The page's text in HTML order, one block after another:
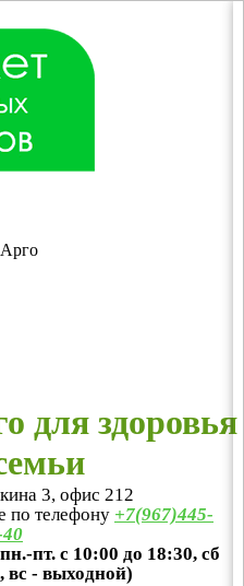
для здоровья
3, офис 212
по телефону +7(967)445-
пт. с 10:00 до 18:30, сб
вс - выходной)